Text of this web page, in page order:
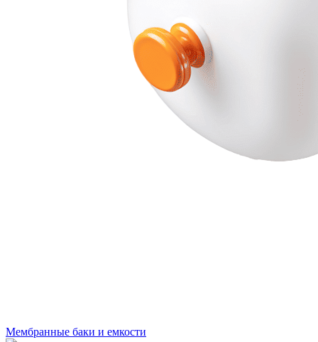
Мембранные баки и емкости